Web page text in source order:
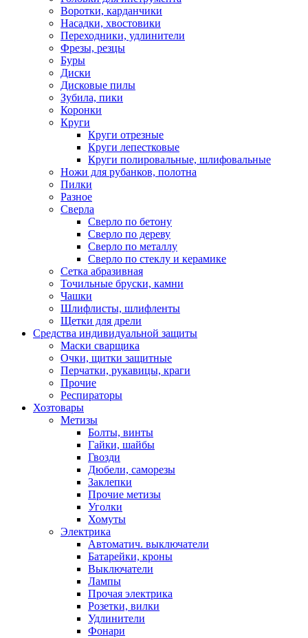
Воротки, карданчики
Насадки, хвостовики
Переходники, удлинители
Фрезы, резцы
Буры
Диски
Дисковые пилы
Зубила, пики
Коронки
Круги
Круги отрезные
Круги лепестковые
Круги полировальные, шлифовальные
Ножи для рубанков, полотна
Пилки
Разное
Сверла
Сверло по бетону
Сверло по дереву
Сверло по металлу
Сверло по стеклу и керамике
Сетка абразивная
Точильные бруски, камни
Чашки
Шлифлисты, шлифленты
Щетки для дрели
Средства индивидуальной защиты
Маски сварщика
Очки, щитки защитные
Перчатки, рукавицы, краги
Прочие
Респираторы
Хозтовары
Метизы
Болты, винты
Гайки, шайбы
Гвозди
Дюбели, саморезы
Заклепки
Прочие метизы
Уголки
Хомуты
Электрика
Автоматич. выключатели
Батарейки, кроны
Выключатели
Лампы
Прочая электрика
Розетки, вилки
Удлинители
Фонари